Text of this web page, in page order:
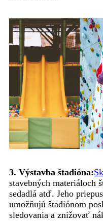
3. Výstavba štadióna:
stavebných materiáloch
sedadlá atď. Jeho
umožňujú štadiónom
sledovania a znižovať